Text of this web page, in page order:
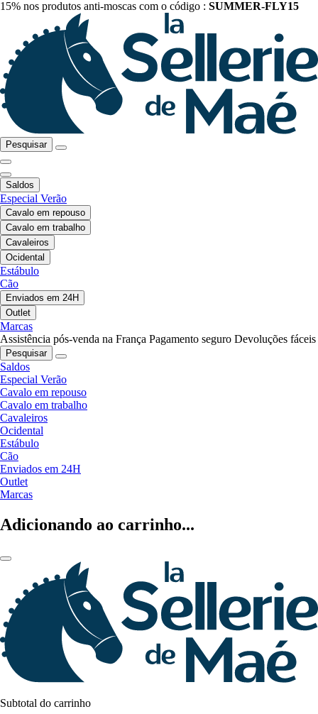
15% nos produtos anti-moscas com o código : SUMMER-FLY15
Pesquisar
Saldos
Especial Verão
Cavalo em repouso
Cavalo em trabalho
Cavaleiros
Ocidental
Estábulo
Cão
Enviados em 24H
Outlet
Marcas
Assistência pós-venda na França Pagamento seguro Devoluções fáceis
Pesquisar
Saldos
Especial Verão
Cavalo em repouso
Cavalo em trabalho
Cavaleiros
Ocidental
Estábulo
Cão
Enviados em 24H
Outlet
Marcas
Adicionando ao carrinho...
Subtotal do carrinho